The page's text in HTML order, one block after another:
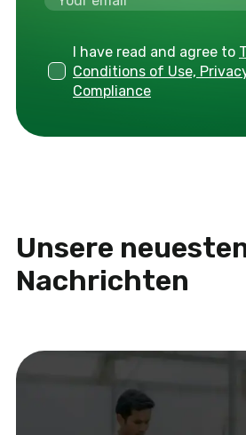
I have read and agree to
Conditions of Use,
Compliance
Unsere
Nachrichten